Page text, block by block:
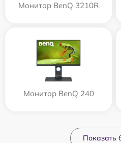
Монитор BenQ 3210R
Монитор BenQ 240
Показать